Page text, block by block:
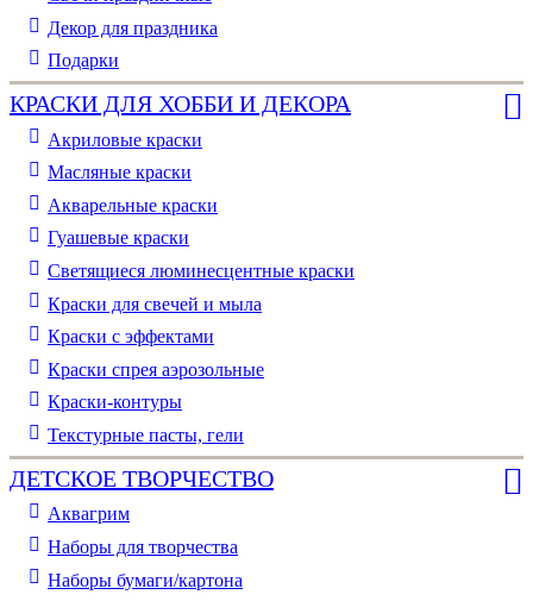
Декор для праздника
Подарки
КРАСКИ ДЛЯ ХОББИ И ДЕКОРА
Акриловые краски
Масляные краски
Акварельные краски
Гуашевые краски
Светящиеся люминесцентные краски
Краски для свечей и мыла
Краски с эффектами
Краски спрея аэрозольные
Краски-контуры
Текстурные пасты, гели
ДЕТСКОЕ ТВОРЧЕСТВО
Аквагрим
Наборы для творчества
Наборы бумаги/картона